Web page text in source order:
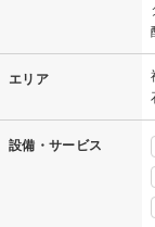
エリア
設備・サービス